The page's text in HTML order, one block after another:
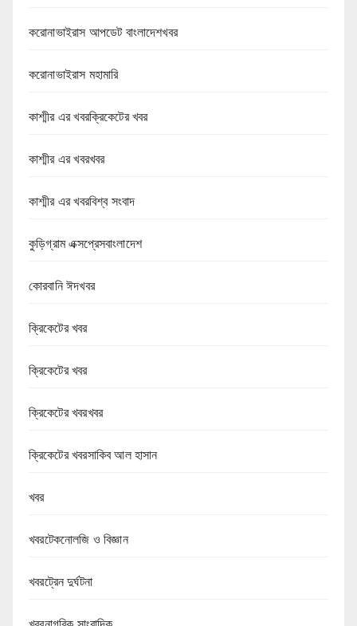
করোনাভাইরাস আপডেট বাংলাদেশখবর
করোনাভাইরাস মহামারি
কাশ্মীর এর খবরক্রিকেটের খবর
কাশ্মীর এর খবরখবর
কাশ্মীর এর খবরবিশ্ব সংবাদ
কুড়িগ্রাম এক্সপ্রেসবাংলাদেশ
কোরবানি ঈদখবর
ক্রিকেটের খবর
ক্রিকেটের খবর
ক্রিকেটের খবরখবর
ক্রিকেটের খবরসাকিব আল হাসান
খবর
খবরটেকনোলজি ও বিজ্ঞান
খবরট্রেন দুর্ঘটনা